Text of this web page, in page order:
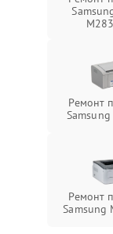
Ремонт
Ремонт
Samsung